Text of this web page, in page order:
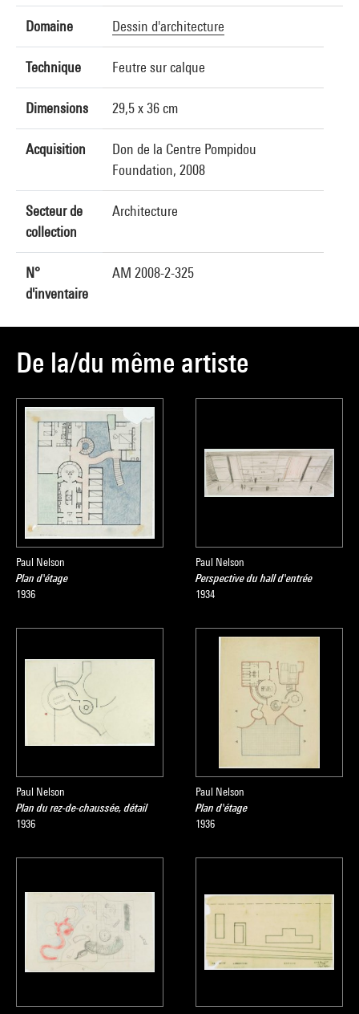
Domaine Dessin d'architecture
Technique Feutre sur calque
Dimensions 29,5 x 36 cm
Acquisition
Don de la Centre Pompidou
Foundation, 2008
Secteur de
collection
Architecture
N°
d'inventaire
AM 2008-2-325
De la/du même artiste
Paul Nelson
Plan d'étage
1936
Paul Nelson
Perspective du hall d'entrée
1934
Paul Nelson
Plan du rez-de-chaussée, détail
1936
Paul Nelson
Plan d'étage
1936